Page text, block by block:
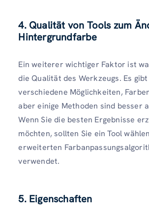
4. Qualität von Tools zum
Hintergrundfarbe
Ein weiterer wichtiger Faktor ist
die Qualität des Werkzeugs. Es
verschiedene Möglichkeiten,
aber einige Methoden sind besser
Wenn Sie die besten Ergebnisse
möchten, sollten Sie ein Tool
erweiterten
verwendet.
5. Eigenschaften